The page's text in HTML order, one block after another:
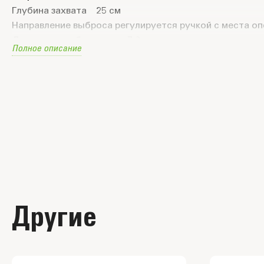
Глубина захвата 25 см
Направление выброса регулируется ручкой с места
Скорость вращения без нагрузки 3300 об./мин
Полное описание
Другие